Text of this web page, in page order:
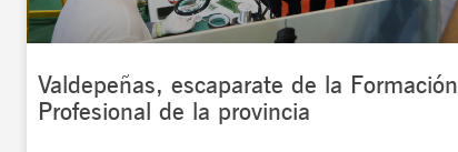
Valdepeñas, escaparate de la Formación
Profesional de la provincia